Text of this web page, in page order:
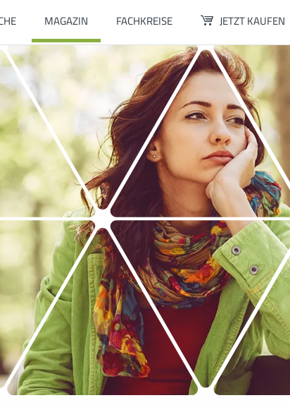
MAGAZIN FACHKREISE JETZT KAUFEN